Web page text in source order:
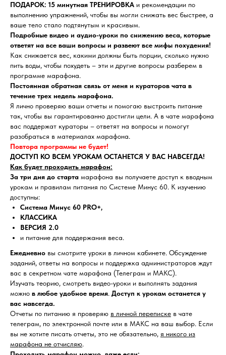
ПОДАРОК: 15 минутная ТРЕНИРОВКА и рекомендации по
выполнению упражнений, чтобы вы могли снижать вес быстрее, а
ваше тело стало подтянутым и красивым.
Подробные видео и аудио-уроки по снижению веса, которые
ответят на все ваши вопросы и развеют все мифы похудения!
Как снижается вес, какими должны быть порции, сколько нужно
пить воды, чтобы похудеть – эти и другие вопросы разберем в
программе марафона.
Постоянная обратная связь от меня и кураторов чата в
течение трех недель марафона.
Я лично проверяю ваши отчеты и помогаю выстроить питание
так, чтобы вы гарантированно достигли цели. А в чате марафона
вас поддержат кураторы – ответят на вопросы и помогут
разобраться в материалах марафона.
Повтора программы не будет!
ДОСТУП КО ВСЕМ УРОКАМ ОСТАНЕТСЯ У ВАС НАВСЕГДА!
Как будет проходить марафон:
За три дня до старта марафона вы получаете доступ к вводным
урокам и правилам питания по Системе Минус 60. К изучению
доступны:
Система Минус 60 PRO+,
КЛАССИКА
ВЕРСИЯ 2.0
и питание для поддержания веса.
Ежедневно вы смотрите уроки в личном кабинете. Обсуждение
заданий, ответы на вопросы и поддержка администраторов ждут
вас в секретном чате марафона (Телеграм и МАКС).
Изучать теорию, смотреть видео-уроки и выполнять задания
можно в любое удобное время. Доступ к урокам останется у
вас навсегда.
Отчеты по питанию я проверяю в личной переписке в чате
телеграм, по электронной почте или в МАКС на ваш выбор. Если
вы не хотите писать отчеты, это не обязательно, я никого из
марафона не отчисляю.